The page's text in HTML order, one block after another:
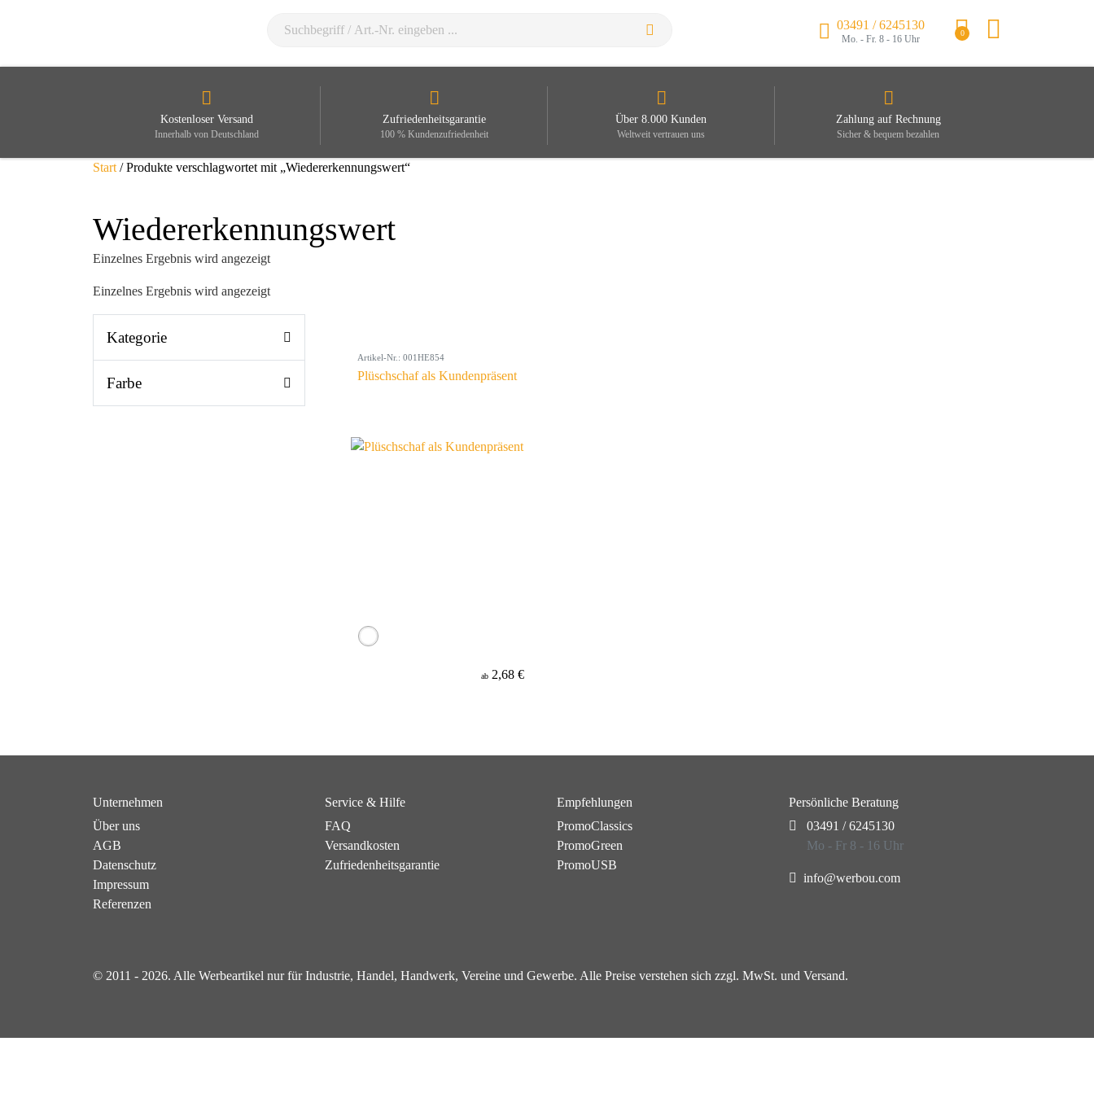
03491 / 6245130
Mo. - Fr. 8 - 16 Uhr
0
Kostenloser Versand
Innerhalb von Deutschland
Zufriedenheitsgarantie
100 % Kundenzufriedenheit
Über 8.000 Kunden
Weltweit vertrauen uns
Zahlung auf Rechnung
Sicher & bequem bezahlen
Start / Produkte verschlagwortet mit „Wiedererkennungswert“
Wiedererkennungswert
Einzelnes Ergebnis wird angezeigt
Einzelnes Ergebnis wird angezeigt
Kategorie
Farbe
Artikel-Nr.: 001HE854
Plüschschaf als Kundenpräsent
ab 2,68 €
Unternehmen
Über uns
AGB
Datenschutz
Impressum
Referenzen
Service & Hilfe
FAQ
Versandkosten
Zufriedenheitsgarantie
Empfehlungen
PromoClassics
PromoGreen
PromoUSB
Persönliche Beratung
03491 / 6245130
Mo - Fr 8 - 16 Uhr
info@werbou.com
© 2011 - 2026. Alle Werbeartikel nur für Industrie, Handel, Handwerk, Vereine und Gewerbe. Alle Preise verstehen sich zzgl. MwSt. und Versand.